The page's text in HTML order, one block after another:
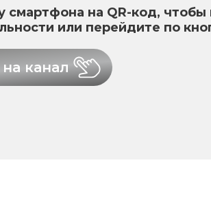
смартфона на QR-код, чтобы
или перейдите по
канал